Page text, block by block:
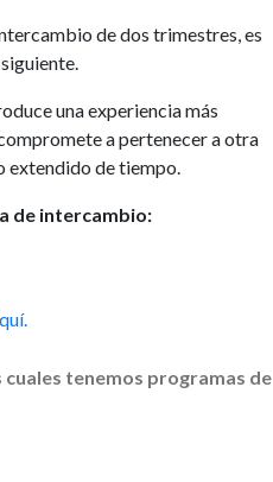
de dos trimestres, es
una experiencia más
a pertenecer a otra
extendido de tiempo.
de intercambio:
cuales tenemos programas de